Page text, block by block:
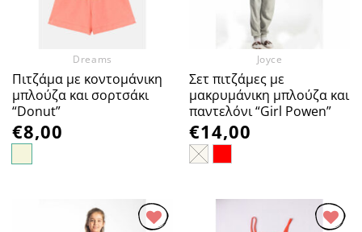
Dreams
Πιτζάμα με κοντομάνικη
μπλούζα και σορτσάκι
“Donut”
€8,00
Joyce
Σετ πιτζάμες με
μακρυμάνικη μπλούζα και
παντελόνι “Girl Powen”
€14,00